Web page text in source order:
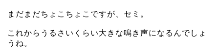
まだまだちょこちょこですが、セミ。
これからうるさいくらい大きな鳴き声になるんでしょ
うね。